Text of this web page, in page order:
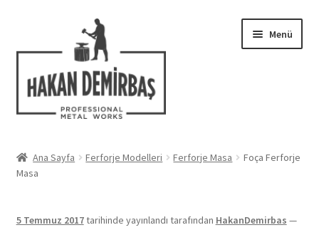
Menü
Ferforje Modelleri
Ana Sayfa Ferforje Modelleri Ferforje Masa
Foça Ferforje
Masa
5 Temmuz 2017tarihinde yayınlandı tarafından HakanDemirbas —